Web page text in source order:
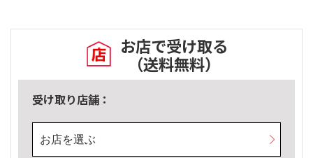
お店で受け取る
（送料無料）
受け取り店舗：
お店を選ぶ